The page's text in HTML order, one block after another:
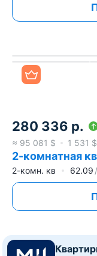
280 336 р.
≈ 95 081 $ 1 531
2-комнатная
2-комн. кв 62.09